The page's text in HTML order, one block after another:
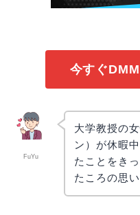
今すぐ
FuYu
大学教授の
ン）が休暇
たことをき
たころの思